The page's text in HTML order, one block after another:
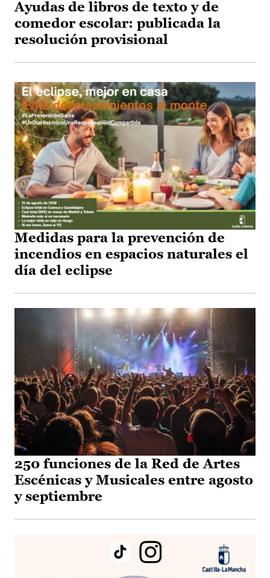
Ayudas de libros de texto y de
comedor escolar: publicada la
resolución provisional
Medidas para la prevención de
incendios en espacios naturales el
día del eclipse
250 funciones de la Red de Artes
Escénicas y Musicales entre agosto
y septiembre